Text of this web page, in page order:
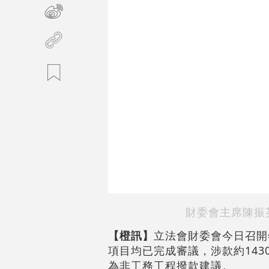
財委會主席陳
【橙訊】 立法會財委會今日召
項目均已完成審議，涉款約
為非工務工程撥款建議。